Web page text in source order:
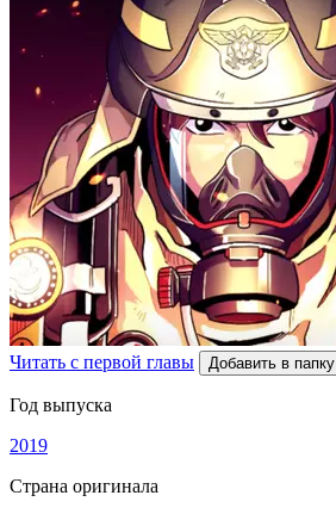
Читать с первой главы Добавить в папку
Год выпуска
2019
Страна оригинала